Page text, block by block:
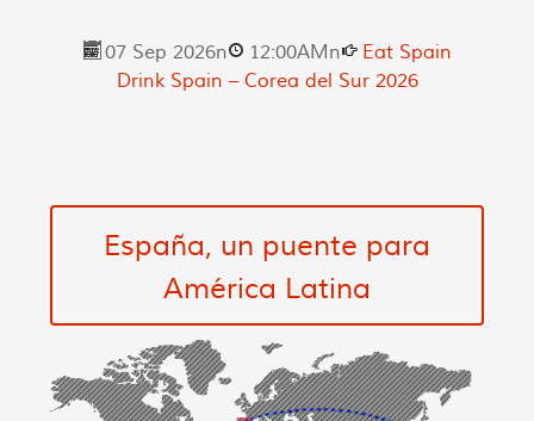
07 Sep 2026n 12:00AMn
Eat Spain
Drink Spain – Corea del Sur 2026
España, un puente para
América Latina